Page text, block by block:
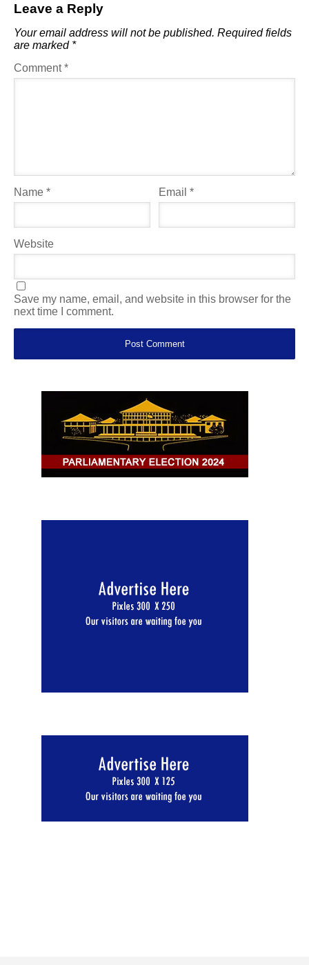
Leave a Reply
Your email address will not be published. Required fields
are marked *
Comment*
Name * Email*
Website
Save my name, email, and website in this browser for the
next time I comment.